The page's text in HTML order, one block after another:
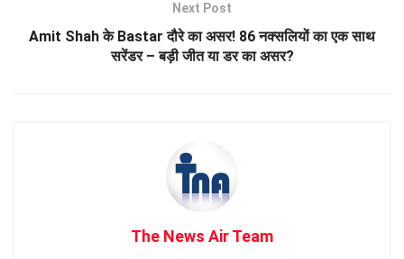
Next Post
Amit Shah के Bastar दौरे का असर! 86 नक्सलियों का एक साथ
सरेंडर – बड़ी जीत या डर का असर?
The News Air Team